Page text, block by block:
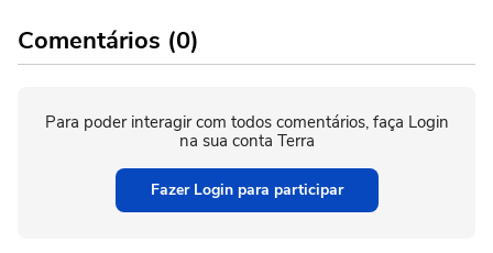
Comentários (0)
Para poder interagir com todos comentários, faça Login
na sua conta Terra
Fazer Login para participar